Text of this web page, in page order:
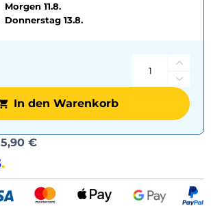
Morgen 11.8.
Donnerstag 13.8.
In den Warenkorb
5,90 €